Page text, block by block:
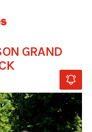
GRAND